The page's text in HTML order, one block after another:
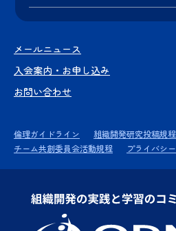
メールニュース
入会案内・お申し込み
お問い合わせ
倫理ガイドライン
組織開発研究投稿規程
チーム共創委員会活動規程
プライバシ